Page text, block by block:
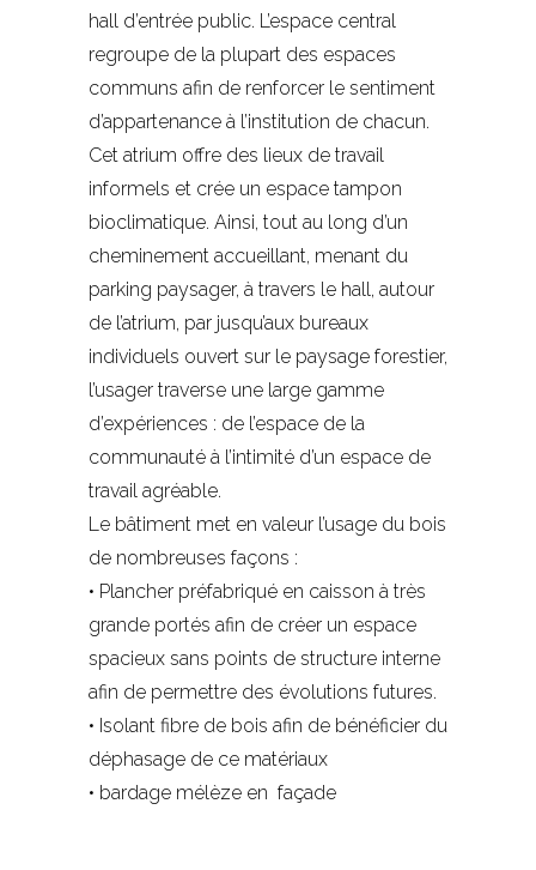
hall d’entrée public. L’espace central
regroupe de la plupart des espaces
communs afin de renforcer le sentiment
d’appartenance à l’institution de chacun.
Cet atrium offre des lieux de travail
informels et crée un espace tampon
bioclimatique. Ainsi, tout au long d’un
cheminement accueillant, menant du
parking paysager, à travers le hall, autour
de l’atrium, par jusqu’aux bureaux
individuels ouvert sur le paysage forestier,
l’usager traverse une large gamme
d’expériences : de l’espace de la
communauté à l’intimité d’un espace de
travail agréable.
Le bâtiment met en valeur l’usage du bois
de nombreuses façons :
• Plancher préfabriqué en caisson à très
grande portés afin de créer un espace
spacieux sans points de structure interne
afin de permettre des évolutions futures.
• Isolant fibre de bois afin de bénéficier du
déphasage de ce matériaux
• bardage mélèze en façade